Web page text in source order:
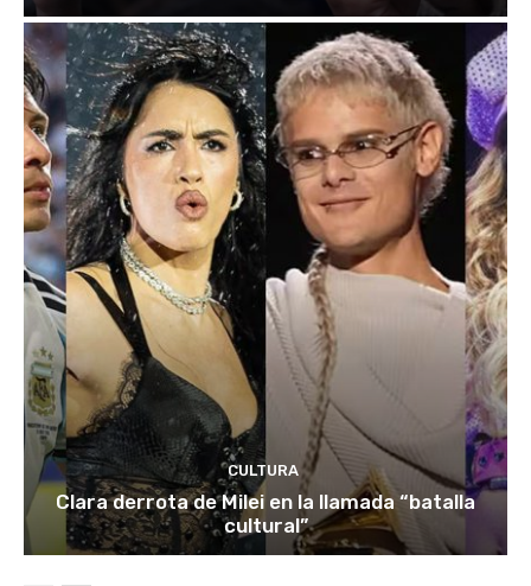
CULTURA
Clara derrota de Milei en la llamada “batalla
cultural”